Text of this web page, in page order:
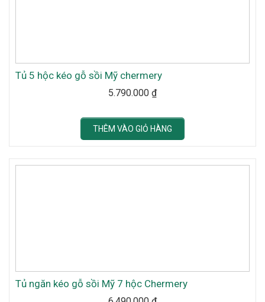
Tủ 5 hộc kéo gỗ sồi Mỹ chermery
5.790.000 ₫
THÊM VÀO GIỎ HÀNG
Tủ ngăn kéo gỗ sồi Mỹ 7 hộc Chermery